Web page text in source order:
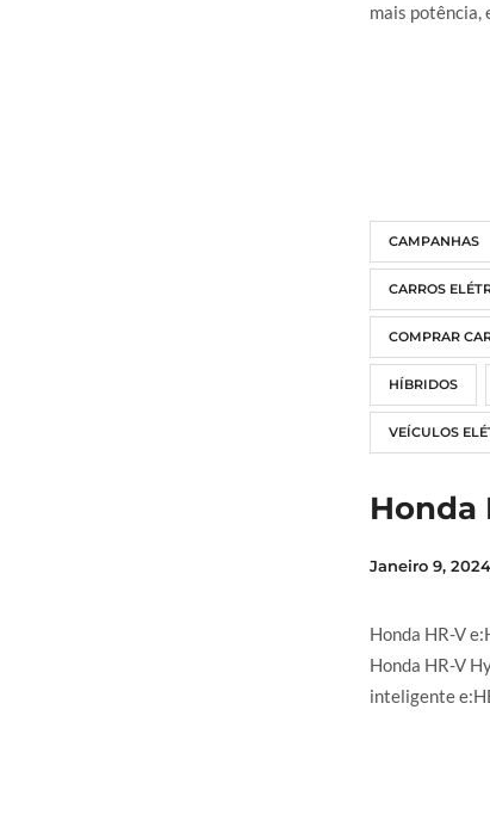
mais potência,
CAMPANHAS
CARROS
COMPRAR
HÍBRIDOS
VEÍCULOS
Honda
Janeiro 9, 2024
Honda HR-V
Honda HR-V
inteligente